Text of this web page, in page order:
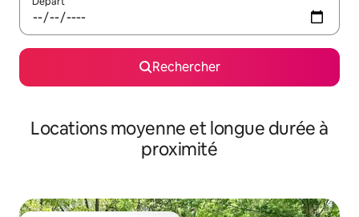
Rechercher
Locations moyenne et longue durée à
proximité